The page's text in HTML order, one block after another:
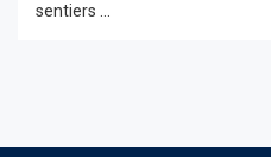
sentiers ...